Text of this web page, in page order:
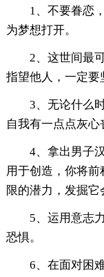
1、不要眷恋
为梦想打开。
2、这世间最
指望他人，一定要
3、无论什么
自我有一点点灰
4、拿出男子
用于创造，你将
限的潜力，发掘它
5、运用意志
恐惧。
6、在面对困